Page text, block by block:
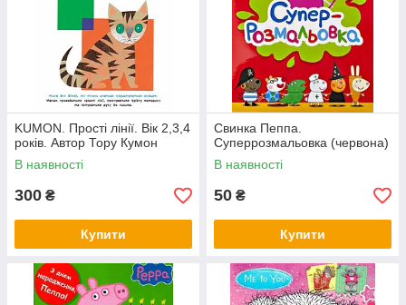
KUMON. Прості лінії. Вік 2,3,4
років. Автор Тору Кумон
В наявності
300 ₴
Купити
Свинка Пеппа.
Суперрозмальовка (червона)
В наявності
50 ₴
Купити